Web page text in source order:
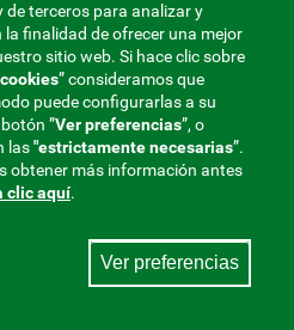
Aviso legal|Privacidad
la Seguridad Social, 275.
de terceros para analizar y
finalidad de ofrecer una mejor
sitio web. Si hace clic sobre
” consideramos que
puede configurarlas a su
”Ver preferencias”, o
las"estrictamentenecesarias”.
obtener más información antes
clic aquí.
Ver preferencias